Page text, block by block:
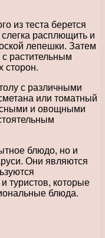
из теста берется
расплющить и
лепешки. Затем
растительным
сторон.
с различными
или томатный
и овощными
блюдо, но и
Они являются
туристов, которые
блюда.